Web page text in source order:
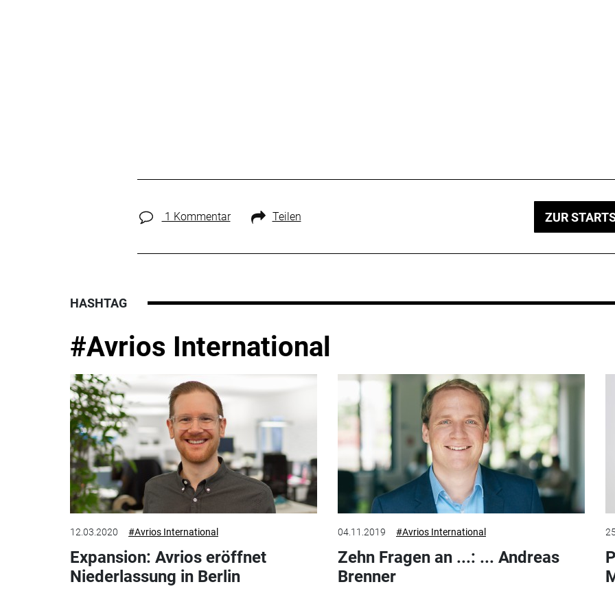
1 Kommentar Teilen ZUR
HASHTAG
#Avrios International
12.03.2020 #Avrios International
Expansion: Avrios eröffnet
Niederlassung in Berlin
04.11.2019 #Avrios International
Zehn Fragen an ...: ... Andreas
Brenner